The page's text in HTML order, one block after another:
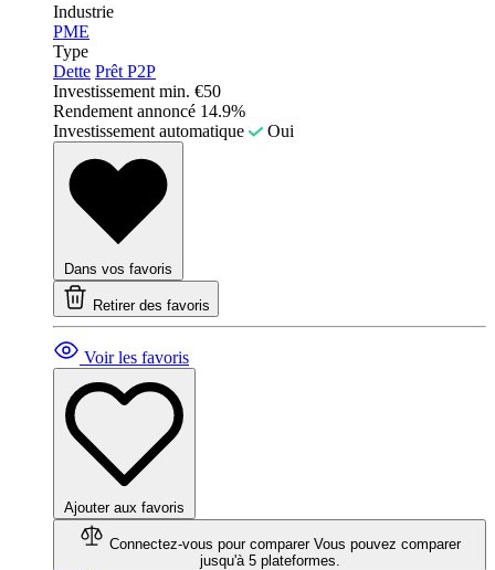
Industrie
PME
Type
Dette Prêt P2P
Investissement min. €50
Rendement annoncé 14.9%
Investissement automatique
Oui
Dans vos favoris
Retirer des favoris
Voir les favoris
Ajouter aux favoris
Connectez-vous pour comparer Vous pouvez comparer
jusqu'à 5 plateformes.